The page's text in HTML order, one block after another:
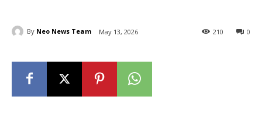
By Neo News Team May 13, 2026 0
210